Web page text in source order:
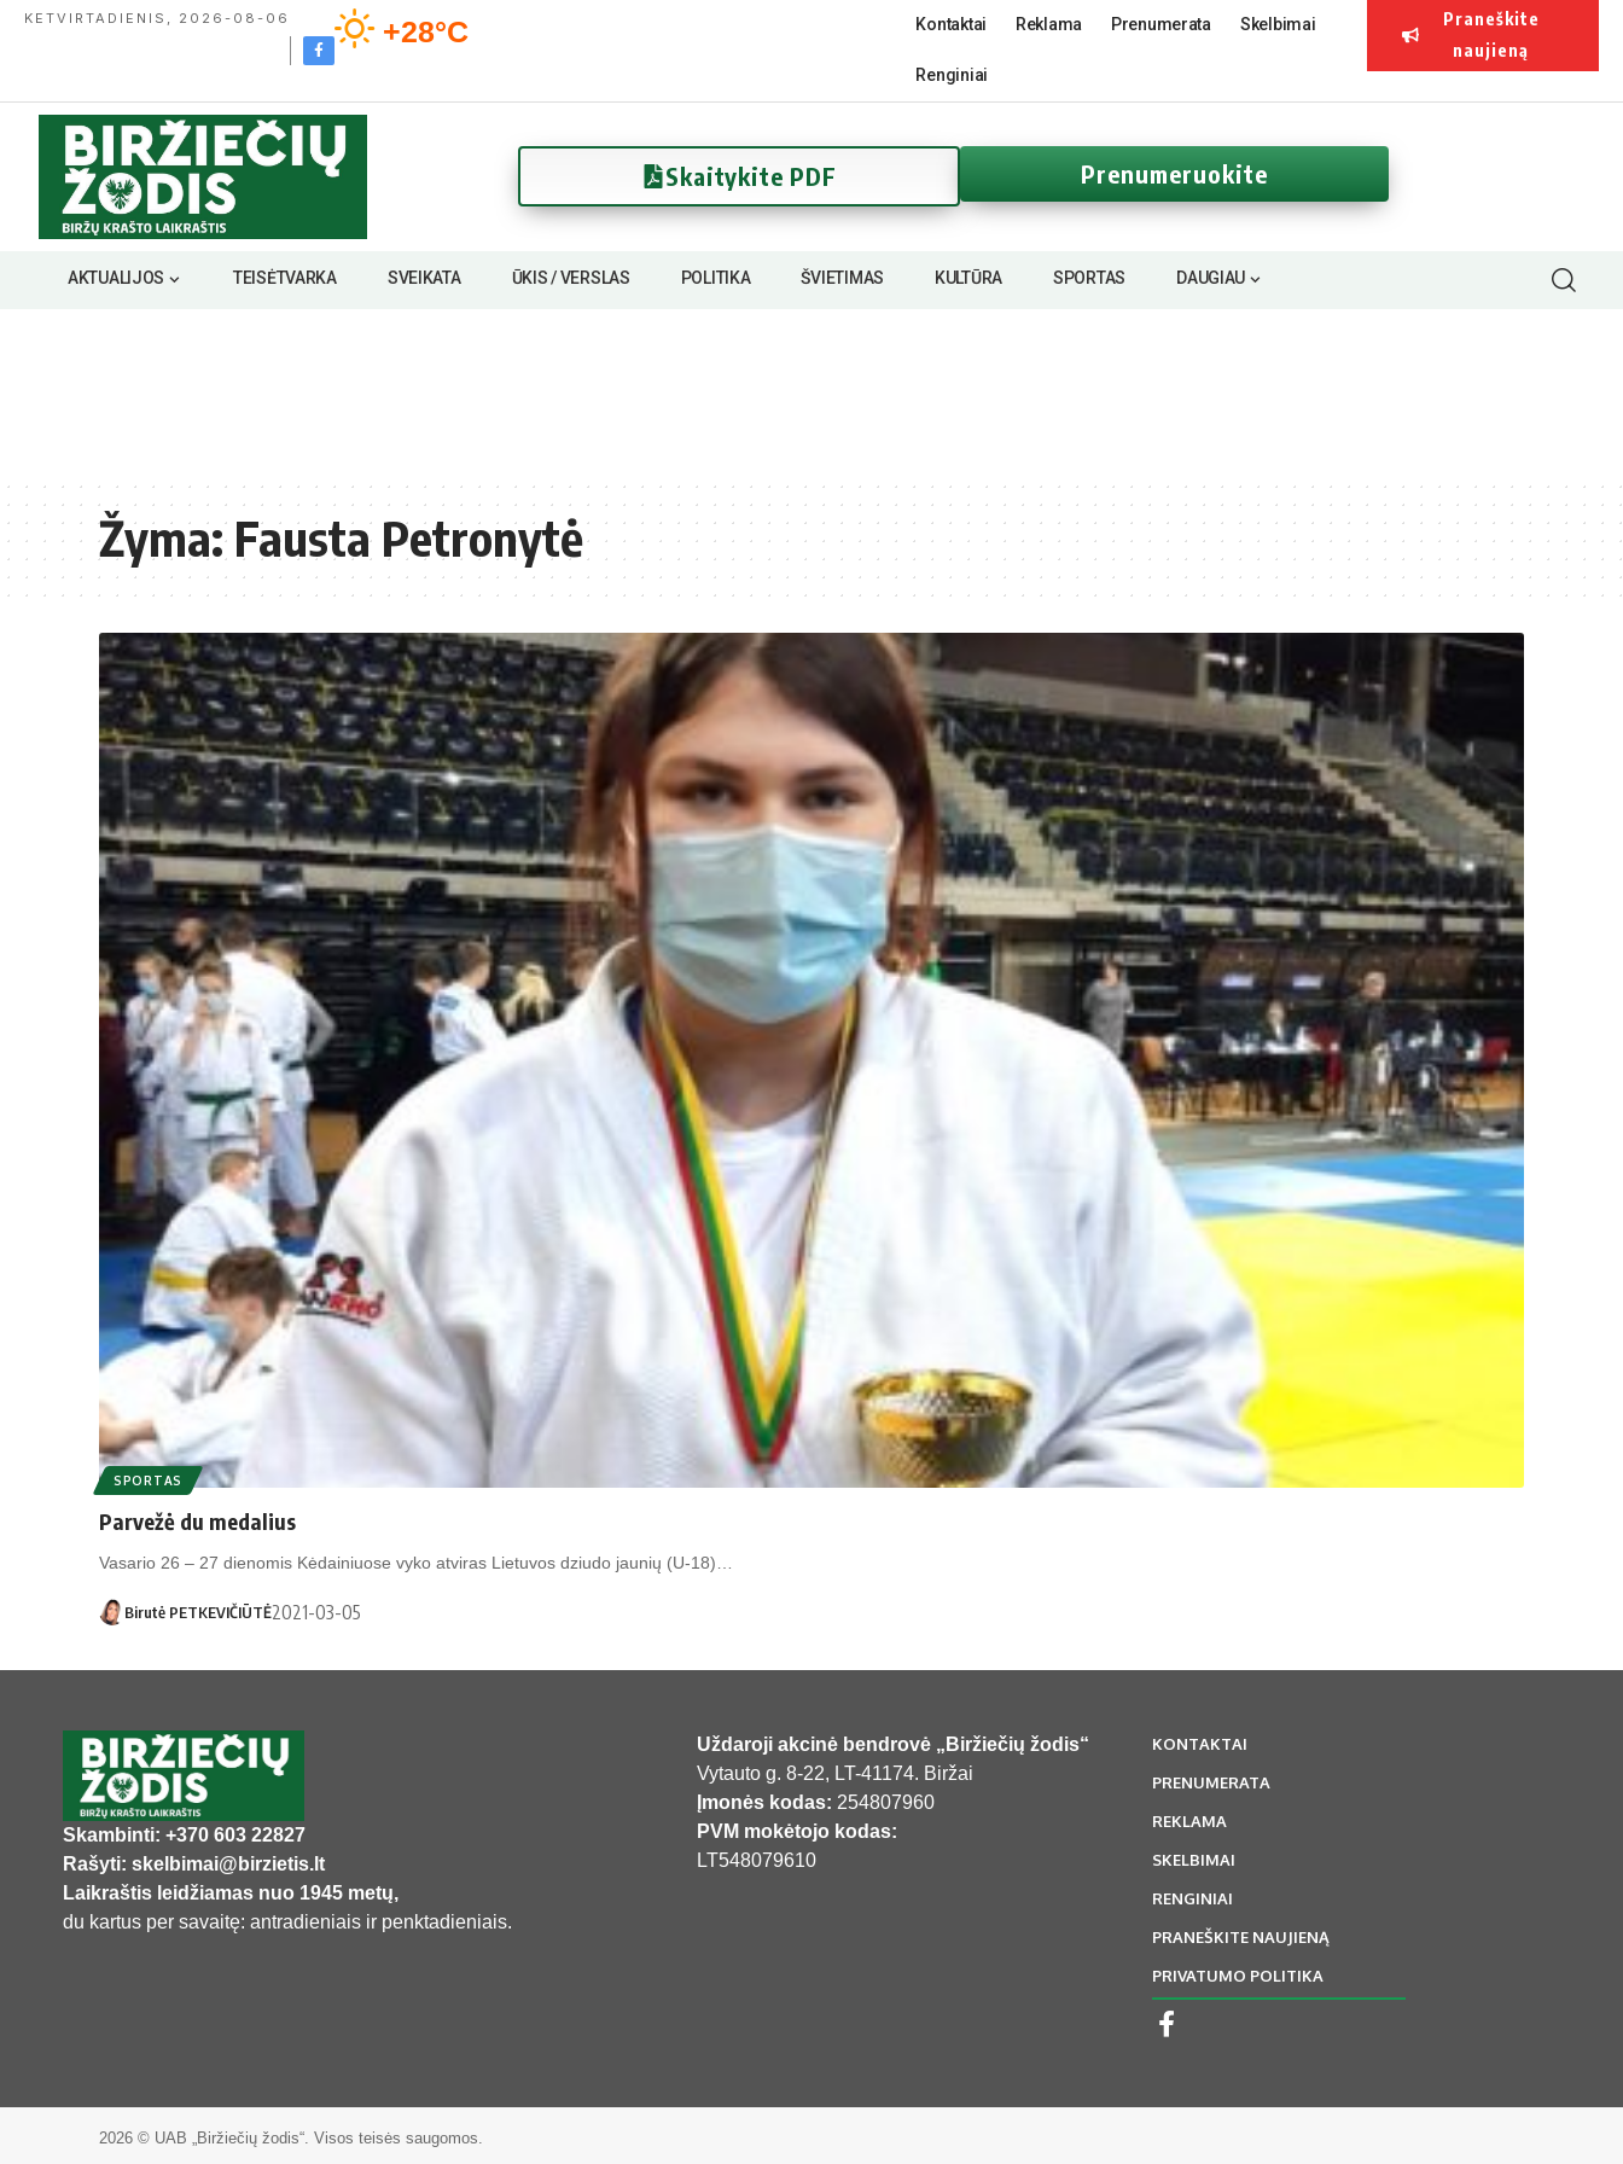
KETVIRTADIENIS, 2026-08-06 +28°C Kontaktai Reklama Prenumerata Skelbimai
Renginiai
Praneškite
naujieną
Skaitykite PDF Prenumeruokite
AKTUALIJOS TEISĖTVARKA SVEIKATA ŪKIS / VERSLAS POLITIKA ŠVIETIMAS KULTŪRA SPORTAS DAUGIAU
Žyma:Fausta Petronytė
SPORTAS
Parvežė du medalius
Vasario 26 – 27 dienomis Kėdainiuose vyko atviras Lietuvos dziudo jaunių (U-18)…
Birutė PETKEVIČIŪTĖ2021-03-05
Skambinti: +370 603 22827
Rašyti: skelbimai@birzietis.lt
Laikraštis leidžiamas nuo 1945 metų,
du kartus per savaitę: antradieniais ir penktadieniais.
Uždaroji akcinė bendrovė „Biržiečių žodis“
Vytauto g. 8-22, LT-41174. Biržai
Įmonės kodas: 254807960
PVM mokėtojo kodas:
LT548079610
KONTAKTAI
PRENUMERATA
REKLAMA
SKELBIMAI
RENGINIAI
PRANEŠKITE NAUJIENĄ
PRIVATUMO POLITIKA
2026 © UAB „Biržiečių žodis“. Visos teisės saugomos.